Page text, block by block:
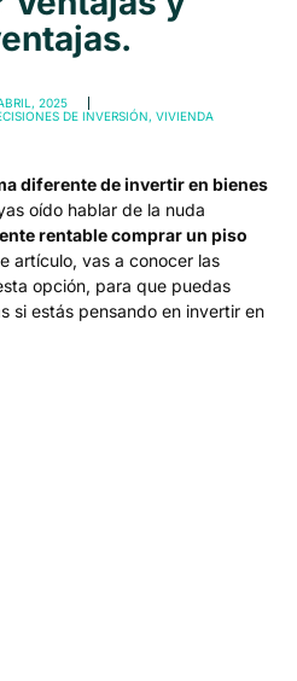
2025
DE INVERSIÓN, VIVIENDA
diferente de invertir en bienes
oído hablar de la nuda
rentable comprar un piso
artículo, vas a conocer las
opción, para que puedas
si estás pensando en invertir en